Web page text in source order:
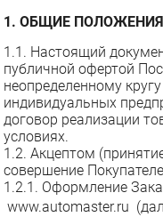
1. ОБЩИЕ ПОЛОЖЕНИЯ
1.1. Настоящий
публичной офертой
неопределенному
индивидуальных
договор реализации
условиях.
1.2. Акцептом
совершение
1.2.1. Оформление
www.automaster.ru